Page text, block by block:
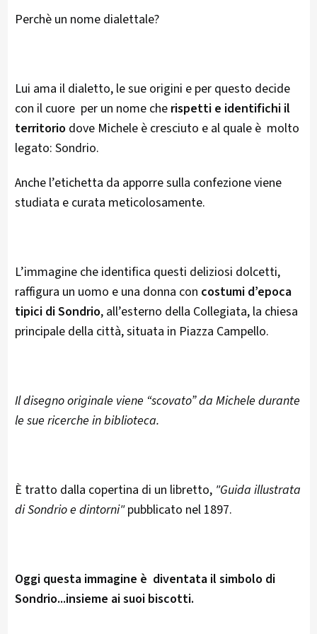
Perchè un nome dialettale?
Lui ama il dialetto, le sue origini e per questo decide
con il cuore per un nome che rispetti e identifichi il
territorio dove Michele è cresciuto e al quale è molto
legato: Sondrio.
Anche l’etichetta da apporre sulla confezione viene
studiata e curata meticolosamente.
L’immagine che identifica questi deliziosi dolcetti,
raffigura un uomo e una donna con costumi d’epoca
tipici di Sondrio, all’esterno della Collegiata, la chiesa
principale della città, situata in Piazza Campello.
Il disegno originale viene “scovato” da Michele durante
le sue ricerche in biblioteca.
È tratto dalla copertina di un libretto, "Guida illustrata
di Sondrio e dintorni"pubblicato nel 1897.
Oggi questa immagine è diventata il simbolo di
Sondrio...insieme ai suoi biscotti.